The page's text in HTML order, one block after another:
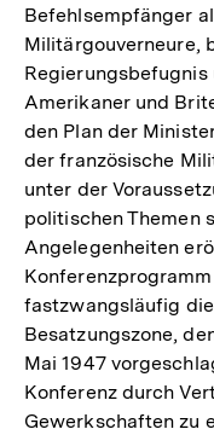
Befehlsempfänger
Militärgouverneure,
Regierungsbefugnis
Amerikaner und
den Plan der
der französische
unter der
politischen Themen
Angelegenheiten
fastzwangsläufig
Besatzungszone,
Mai 1947
Konferenz durch
Gewerkschaften zu